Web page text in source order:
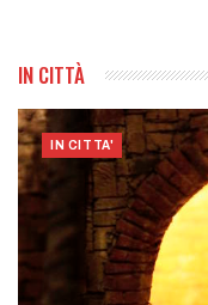
IN CITTÀ
IN CITTA'